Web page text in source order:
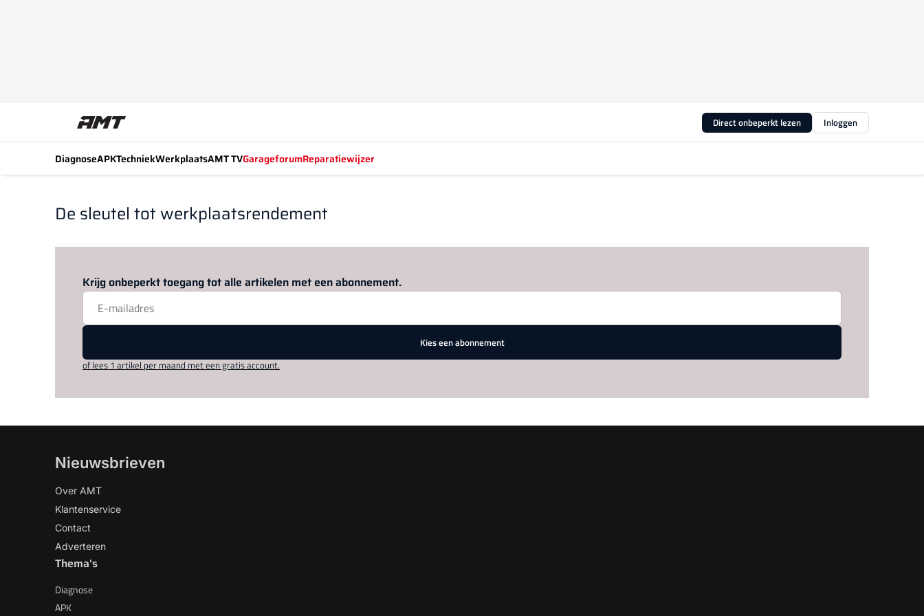
Direct onbeperkt lezen Inloggen
DiagnoseAPKTechniekWerkplaatsAMT TVGarageforumReparatiewijzer
De sleutel tot werkplaatsrendement
Krijg onbeperkt toegang tot alle artikelen met een abonnement.
Kies een abonnement
of lees 1 artikel per maand met een gratis account.
Nieuwsbrieven
Over AMT
Klantenservice
Contact
Adverteren
Thema's
Diagnose
APK